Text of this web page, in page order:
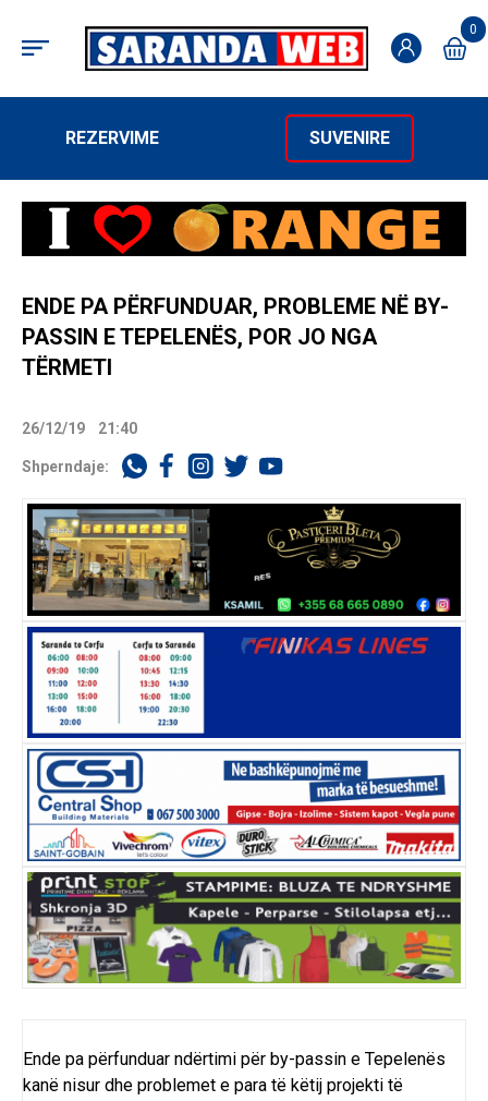
0
REZERVIME SUVENIRE
ENDE PA PËRFUNDUAR, PROBLEME NË BY-
PASSIN E TEPELENËS, POR JO NGA
TËRMETI
26/12/19 21:40
Shperndaje:
Ende pa përfunduar ndërtimi për by-passin e Tepelenës
kanë nisur dhe problemet e para të këtij projekti të